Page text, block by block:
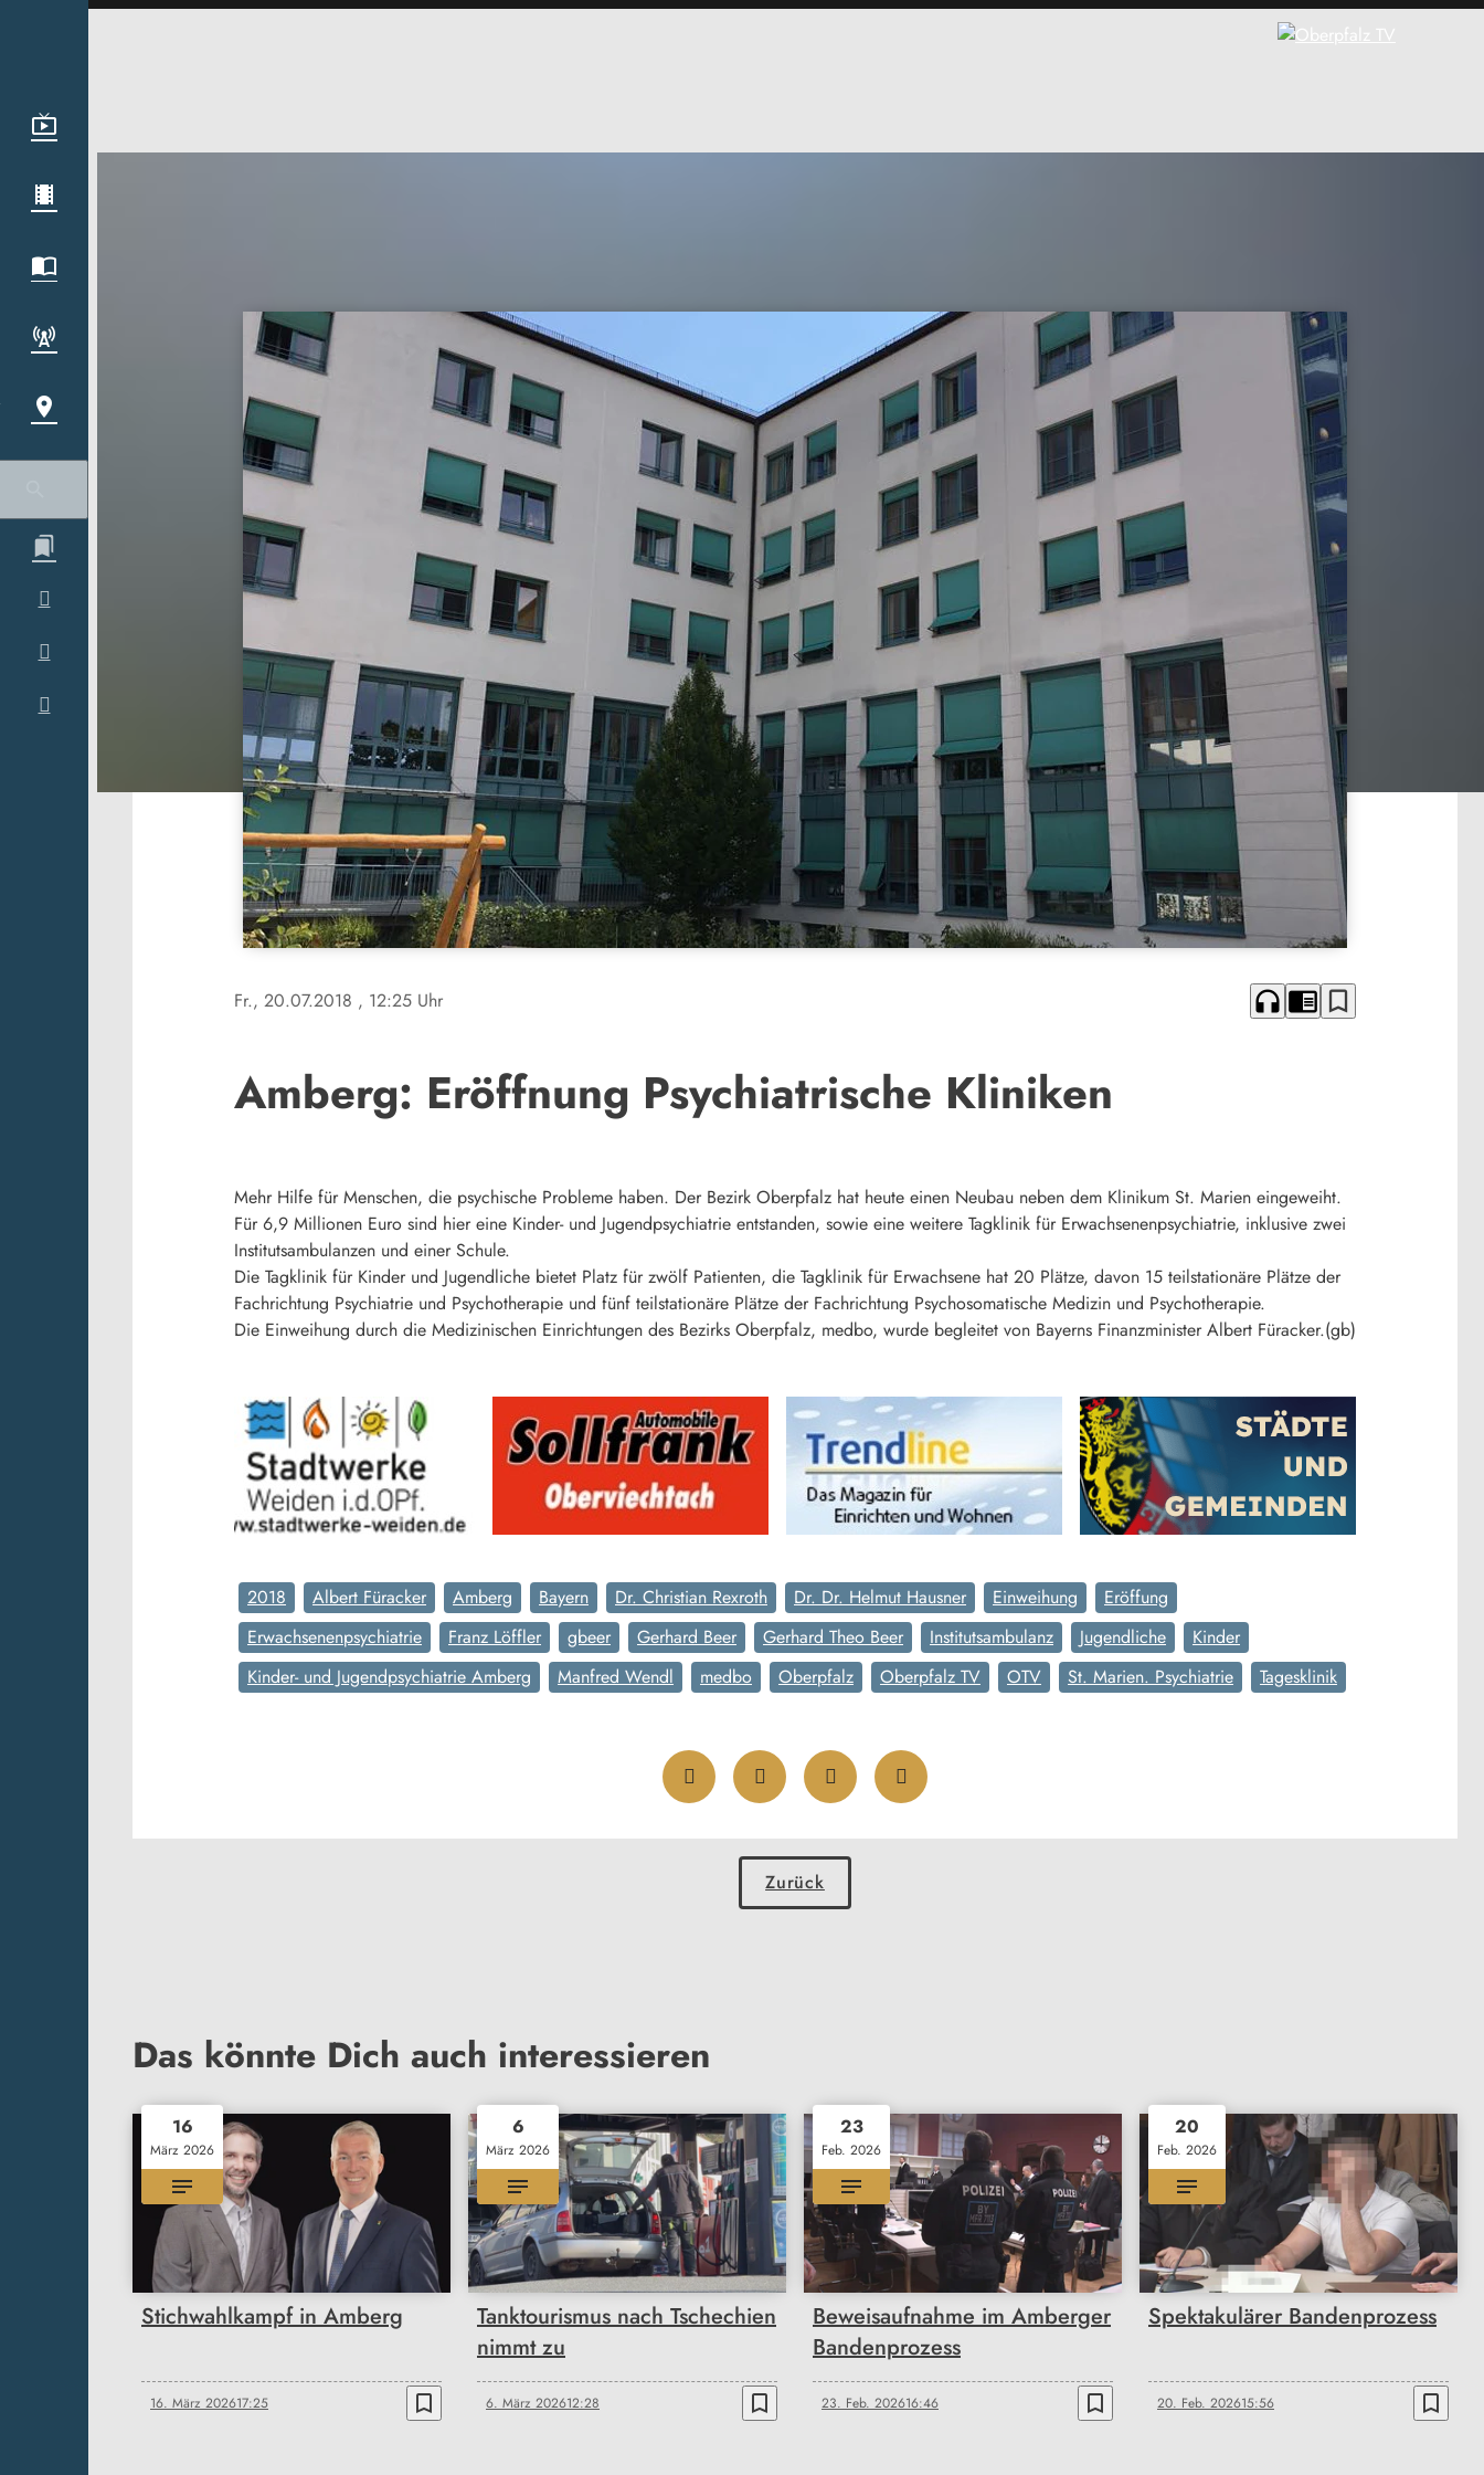
Fr., 20.07.2018 , 12:25 Uhr headphones chrome_reader_mode bookmark_border
Amberg: Eröffnung Psychiatrische Kliniken
Mehr Hilfe für Menschen, die psychische Probleme haben. Der Bezirk Oberpfalz hat heute einen Neubau neben dem Klinikum St. Marien eingeweiht.
Für 6,9 Millionen Euro sind hier eine Kinder- und Jugendpsychiatrie entstanden, sowie eine weitere Tagklinik für Erwachsenenpsychiatrie, inklusive zwei
Institutsambulanzen und einer Schule.
Die Tagklinik für Kinder und Jugendliche bietet Platz für zwölf Patienten, die Tagklinik für Erwachsene hat 20 Plätze, davon 15 teilstationäre Plätze der
Fachrichtung Psychiatrie und Psychotherapie und fünf teilstationäre Plätze der Fachrichtung Psychosomatische Medizin und Psychotherapie.
Die Einweihung durch die Medizinischen Einrichtungen des Bezirks Oberpfalz, medbo, wurde begleitet von Bayerns Finanzminister Albert Füracker.(gb)
2018 Albert Füracker Amberg Bayern Dr. Christian Rexroth Dr. Dr. Helmut Hausner Einweihung
Eröffung
Erwachsenenpsychiatrie
Franz Löffler gbeer Gerhard Beer Gerhard Theo Beer Institutsambulanz Jugendliche
Kinder
Kinder- und Jugendpsychiatrie Amberg
Manfred Wendl medbo Oberpfalz Oberpfalz TV OTV St. Marien. Psychiatrie Tagesklinik
Zurück
Das könnte Dich auch interessieren
16
März 2026
Stichwahlkampf in Amberg
16. März 202617:25 bookmark_border
6
März 2026
Tanktourismus nach Tschechien
nimmt zu
6. März 202612:28 bookmark_border
23
Feb. 2026
Beweisaufnahme im Amberger
Bandenprozess
23. Feb. 202616:46 bookmark_border
20
Feb. 2026
Spektakulärer Bandenprozess
20. Feb. 202615:56 bookmark_border